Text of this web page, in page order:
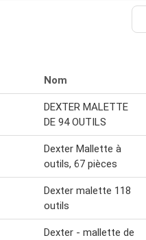
Nom
DEXTER MALETTE
DE 94 OUTILS
Dexter Mallette à
outils, 67 pièces
Dexter malette 118
outils
Dexter - mallette de